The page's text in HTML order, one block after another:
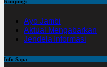
Kunjungi
Ayo Jambi
Aktual Mengabarkan
Jendela Informasi
Info Sapa